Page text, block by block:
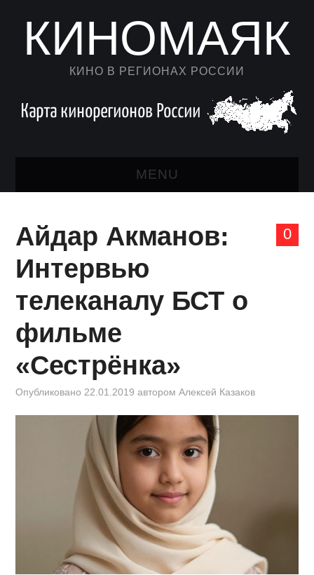
КИНОМАЯК
КИНО В РЕГИОНАХ РОССИИ
MENU
КАЛЕНДАРЬ
АВТОРСКИЙ ЛИСТ
КОНТАКТЫ
0
Айдар Акманов:
Интервью
телеканалу БСТ о
фильме
«Сестрёнка»
Опубликовано 22.01.2019 авторомАлексей Казаков